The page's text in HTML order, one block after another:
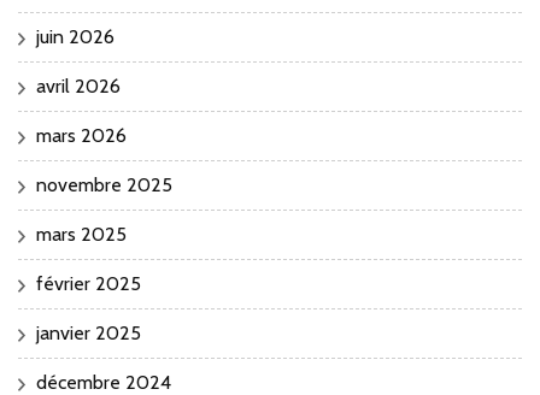
juin 2026
avril 2026
mars 2026
novembre 2025
mars 2025
février 2025
janvier 2025
décembre 2024